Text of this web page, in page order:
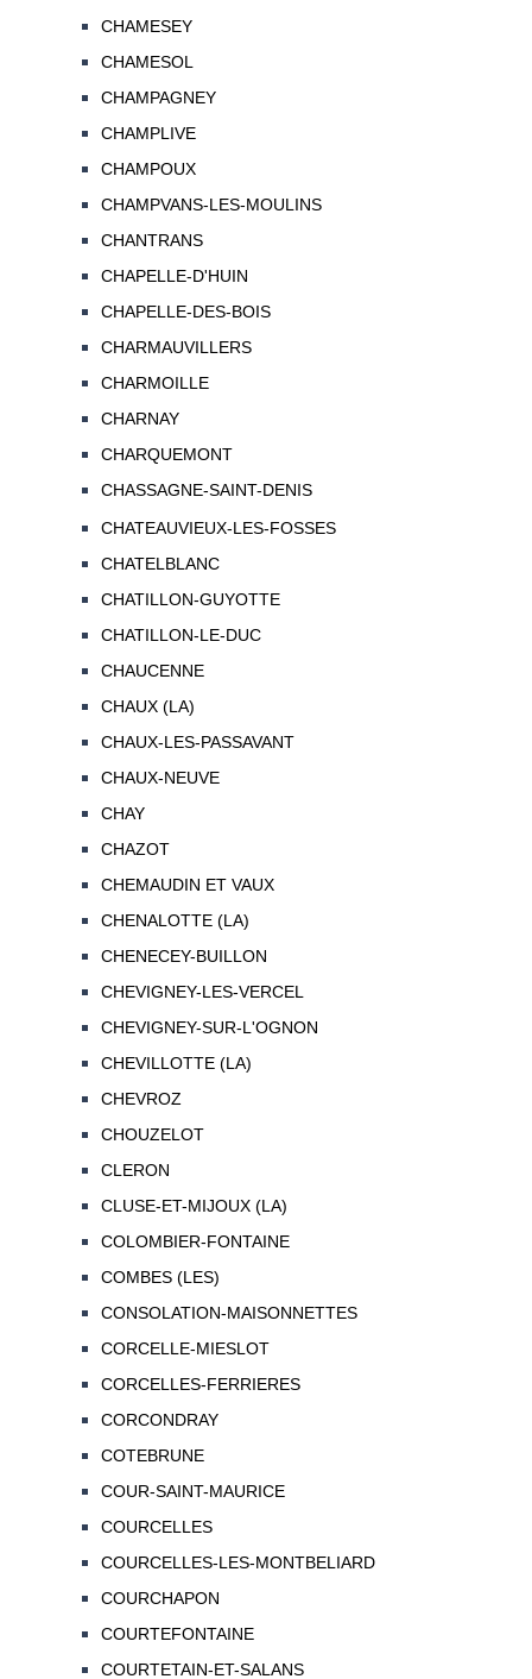
CHAMESEY
CHAMESOL
CHAMPAGNEY
CHAMPLIVE
CHAMPOUX
CHAMPVANS-LES-MOULINS
CHANTRANS
CHAPELLE-D'HUIN
CHAPELLE-DES-BOIS
CHARMAUVILLERS
CHARMOILLE
CHARNAY
CHARQUEMONT
CHASSAGNE-SAINT-DENIS
CHATEAUVIEUX-LES-FOSSES
CHATELBLANC
CHATILLON-GUYOTTE
CHATILLON-LE-DUC
CHAUCENNE
CHAUX (LA)
CHAUX-LES-PASSAVANT
CHAUX-NEUVE
CHAY
CHAZOT
CHEMAUDIN ET VAUX
CHENALOTTE (LA)
CHENECEY-BUILLON
CHEVIGNEY-LES-VERCEL
CHEVIGNEY-SUR-L'OGNON
CHEVILLOTTE (LA)
CHEVROZ
CHOUZELOT
CLERON
CLUSE-ET-MIJOUX (LA)
COLOMBIER-FONTAINE
COMBES (LES)
CONSOLATION-MAISONNETTES
CORCELLE-MIESLOT
CORCELLES-FERRIERES
CORCONDRAY
COTEBRUNE
COUR-SAINT-MAURICE
COURCELLES
COURCELLES-LES-MONTBELIARD
COURCHAPON
COURTEFONTAINE
COURTETAIN-ET-SALANS